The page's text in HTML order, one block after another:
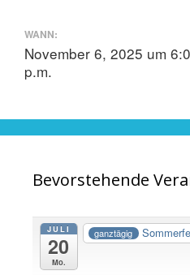
WANN:
November 6, 2025 um
p.m.
Bevorstehende
JULI
20
Mo.
ganztägig